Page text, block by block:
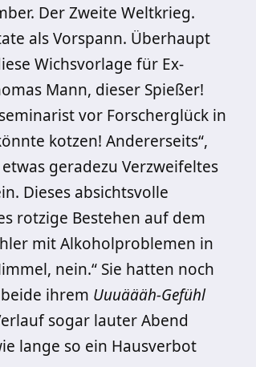
Der Zweite Weltkrieg.
als Vorspann. Überhaupt
Wichsvorlage für Ex-
Mann, dieser Spießer!
vor Forscherglück in
kotzen! Andererseits“,
geradezu Verzweifeltes
Dieses absichtsvolle
rotzige Bestehen auf dem
mit Alkoholproblemen in
nein.“ Sie hatten noch
ihrem Uuuäääh-Gefühl
sogar lauter Abend
lange so ein Hausverbot